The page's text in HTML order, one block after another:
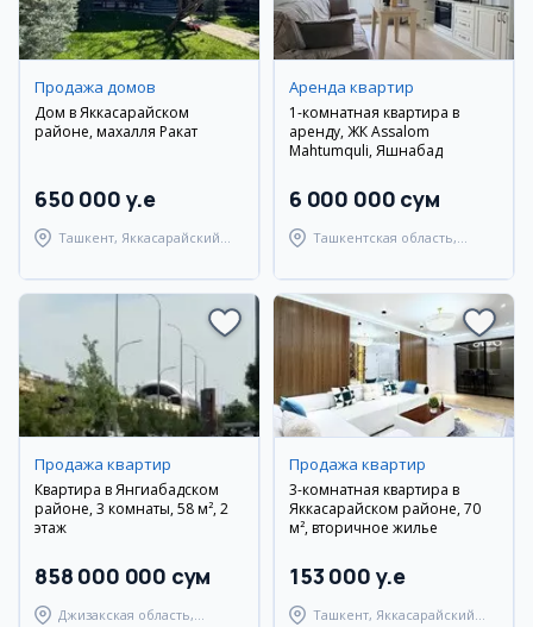
Продажа домов
Дом в Яккасарайском
районе, махалля Ракат
650 000 y.e
Ташкент, Яккасарайский
Аренда квартир
1-комнатная квартира в
аренду, ЖК Assalom
Mahtumquli, Яшнабад
6 000 000 сум
Ташкентская область,
Продажа квартир
Квартира в Янгиабадском
районе, 3 комнаты, 58 м², 2
этаж
858 000 000 сум
Джизакская область,
Продажа квартир
3-комнатная квартира в
Яккасарайском районе, 70
м², вторичное жилье
153 000 y.e
Ташкент, Яккасарайский